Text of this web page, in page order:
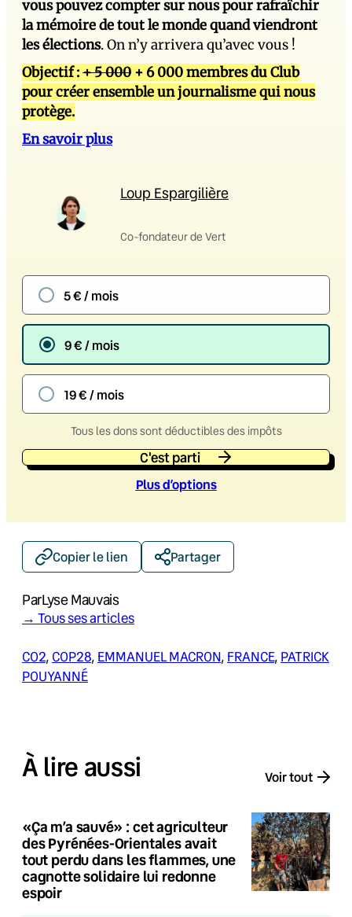
vous pouvez compter sur nous pour rafraîchir
la mémoire de tout le monde quand viendront
les élections. On n’y arrivera qu’avec vous !
Objectif :+ 5 000 + 6 000 membres du Club
pour créer ensemble un journalisme qui nous
protège.
En savoir plus
Loup Espargilière
Co-fondateur de Vert
5 € / mois
9 € / mois
19 € / mois
Tous les dons sont déductibles des impôts
C'est parti
Plus d’options
Copier le lien Partager
ParLyse Mauvais
→ Tous ses articles
CO2, COP28, EMMANUEL MACRON, FRANCE, PATRICK
POUYANNÉ
À lire aussi Voir tout
«Ça m’a sauvé» : cet agriculteur
des Pyrénées-Orientales avait
tout perdu dans les flammes, une
cagnotte solidaire lui redonne
espoir